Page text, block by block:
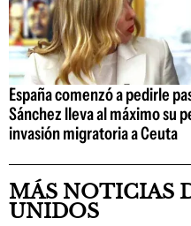
España comenzó a pedirle
Sánchez lleva al máximo su
invasión migratoria a Ceuta
MÁS NOTICIAS
UNIDOS